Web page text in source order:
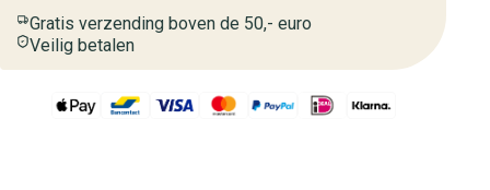
Gratis verzending boven de 50,- euro
Veilig betalen